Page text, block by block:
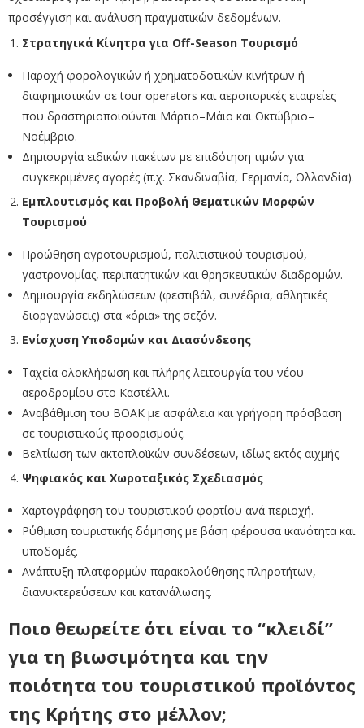
προσέγγιση και ανάλυση πραγματικών δεδομένων.
Στρατηγικά Κίνητρα για Off-Season Τουρισμό
Παροχή φορολογικών ή χρηματοδοτικών κινήτρων ή
διαφημιστικών σε tour operators και αεροπορικές εταιρείες
που δραστηριοποιούνται Μάρτιο–Μάιο και Οκτώβριο–
Νοέμβριο.
Δημιουργία ειδικών πακέτων με επιδότηση τιμών για
συγκεκριμένες αγορές (π.χ. Σκανδιναβία, Γερμανία, Ολλανδία).
Εμπλουτισμός και Προβολή Θεματικών Μορφών
Τουρισμού
Προώθηση αγροτουρισμού, πολιτιστικού τουρισμού,
γαστρονομίας, περιπατητικών και θρησκευτικών διαδρομών.
Δημιουργία εκδηλώσεων (φεστιβάλ, συνέδρια, αθλητικές
διοργανώσεις) στα «όρια» της σεζόν.
Ενίσχυση Υποδομών και Διασύνδεσης
Ταχεία ολοκλήρωση και πλήρης λειτουργία του νέου
αεροδρομίου στο Καστέλλι.
Αναβάθμιση του ΒΟΑΚ με ασφάλεια και γρήγορη πρόσβαση
σε τουριστικούς προορισμούς.
Βελτίωση των ακτοπλοϊκών συνδέσεων, ιδίως εκτός αιχμής.
Ψηφιακός και Χωροταξικός Σχεδιασμός
Χαρτογράφηση του τουριστικού φορτίου ανά περιοχή.
Ρύθμιση τουριστικής δόμησης με βάση φέρουσα ικανότητα και
υποδομές.
Ανάπτυξη πλατφορμών παρακολούθησης πληροτήτων,
διανυκτερεύσεων και κατανάλωσης.
Ποιο θεωρείτε ότι είναι το “κλειδί”
για τη βιωσιμότητα και την
ποιότητα του τουριστικού προϊόντος
της Κρήτης στο μέλλον;